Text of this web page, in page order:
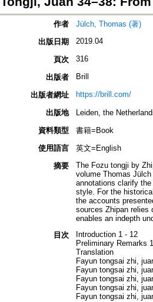
作者
Jülch, Thomas (著)
出版日期
2019.04
頁次 316
出版者 Brill
出版者網址 https://brill.com/
出版地
Leiden, the
資料類型
書籍=Book
使用語言
英文=English
摘要
The Fozu tongji by
volume Thomas
annotations clarify
style. For the
the accounts
sources Zhipan relies
enables an indepth
目次
Introduction 1 - 12
Preliminary Remarks
Translation
Fayun tongsai zhi,
Fayun tongsai zhi,
Fayun tongsai zhi,
Fayun tongsai zhi,
Fayun tongsai zhi,